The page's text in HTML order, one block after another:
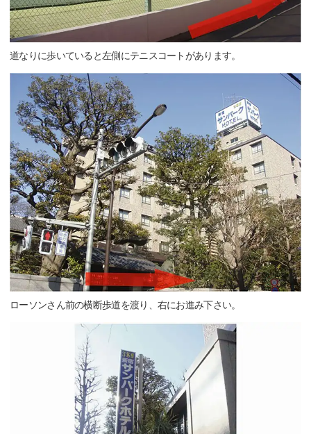
道なりに歩いていると左側にテニスコートがあります。
ローソンさん前の横断歩道を渡り、右にお進み下さい。